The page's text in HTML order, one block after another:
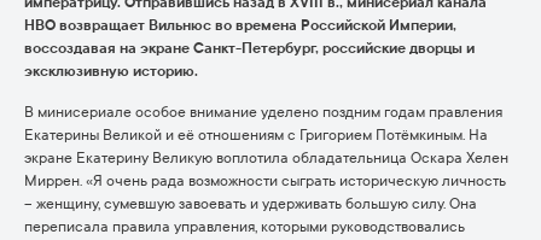
HBO возвращает Вильнюс во времена Российской Империи,
воссоздавая на экране Санкт-Петербург, российские дворцы и
эксклюзивную историю.
В минисериале особое внимание уделено поздним годам правления
Екатерины Великой и её отношениям с Григорием Потёмкиным. На
экране Екатерину Великую воплотила обладательница Оскара Хелен
Миррен. «Я очень рада возможности сыграть историческую личность
– женщину, сумевшую завоевать и удерживать большую силу. Она
переписала правила управления, которыми руководствовались